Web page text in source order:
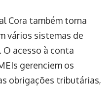
Cora também torna
vários sistemas de
acesso à conta
gerenciem os
obrigações tributárias,